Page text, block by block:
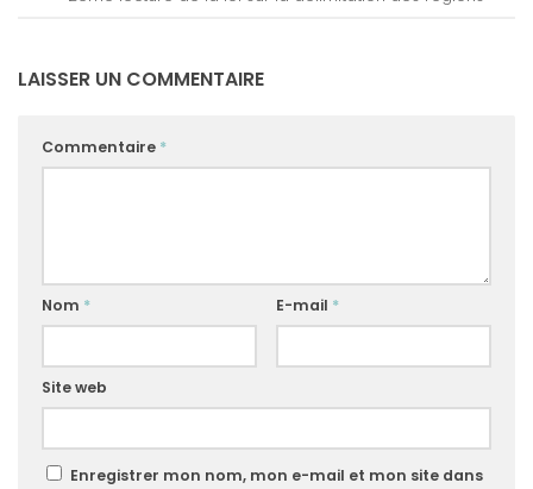
LAISSER UN COMMENTAIRE
Commentaire *
Nom * E-mail *
Site web
Enregistrer mon nom, mon e-mail et mon site dans